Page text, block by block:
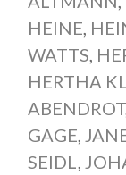
HEINE,
WATTS,
HERTHA
ABENDROT
GAGE,
SEIDL,